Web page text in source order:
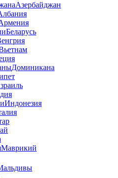
Азербайджан
Беларусь
Доминикана
Индонезия
Маврикий